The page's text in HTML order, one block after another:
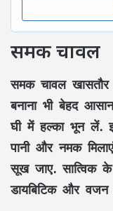
समक चावल
समक चावल
बनाना भी बेहद
घी में हल्का भून लें.
पानी और नमक
सूख जाए. सात्विक
डायबिटिक और